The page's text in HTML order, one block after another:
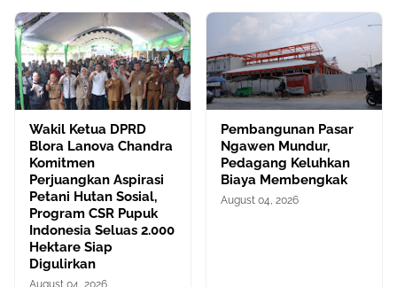
Wakil Ketua DPRD
Blora Lanova Chandra
Komitmen
Perjuangkan Aspirasi
Petani Hutan Sosial,
Program CSR Pupuk
Indonesia Seluas 2.000
Hektare Siap
Digulirkan
August 04, 2026
Pembangunan Pasar
Ngawen Mundur,
Pedagang Keluhkan
Biaya Membengkak
August 04, 2026